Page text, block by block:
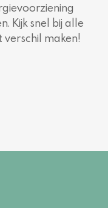
Kijk snel bij alle
maken!